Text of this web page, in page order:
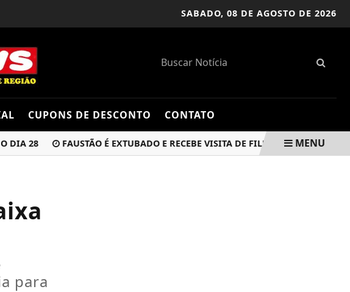
SABADO, 08 DE AGOSTO DE 2026
CUPONS DE DESCONTO CONTATO
28 FAUSTÃO É EXTUBADO E RECEBE VISITA DE FILHOS EM HOSPITAL
MENU
para